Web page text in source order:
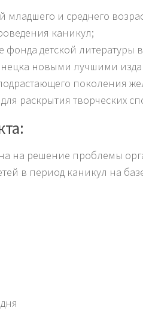
младшего и среднего
каникул;
фонда детской литературы
новыми лучшими
поколения
раскрытия творческих
на решение проблемы
в период каникул на